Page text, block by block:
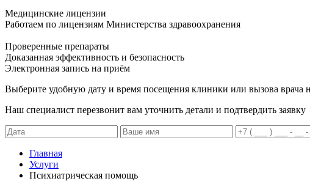
Медицинские лицензии
Работаем по лицензиям Министерства здравоохранения
Проверенные препараты
Доказанная эффективность и безопасность
Электронная запись на приём
Выберите удобную дату и время посещения клиники или вызова врача
Наш специалист перезвонит вам уточнить детали и подтвердить заявку
Главная
Услуги
Психиатрическая помощь